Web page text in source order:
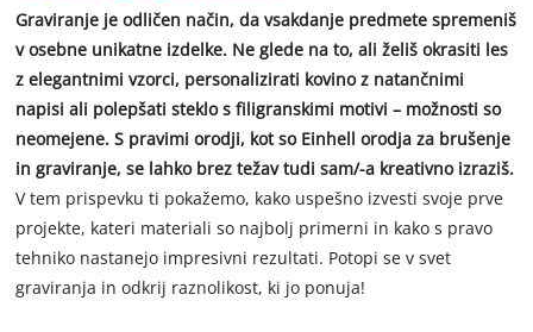
Graviranje je odličen način, da vsakdanje predmete spremeniš
v osebne unikatne izdelke. Ne glede na to, ali želiš okrasiti les
z elegantnimi vzorci, personalizirati kovino z natančnimi
napisi ali polepšati steklo s filigranskimi motivi – možnosti so
neomejene. S pravimi orodji, kot so Einhell orodja za brušenje
in graviranje, se lahko brez težav tudi sam/-a kreativno izraziš.
V tem prispevku ti pokažemo, kako uspešno izvesti svoje prve
projekte, kateri materiali so najbolj primerni in kako s pravo
tehniko nastanejo impresivni rezultati. Potopi se v svet
graviranja in odkrij raznolikost, ki jo ponuja!